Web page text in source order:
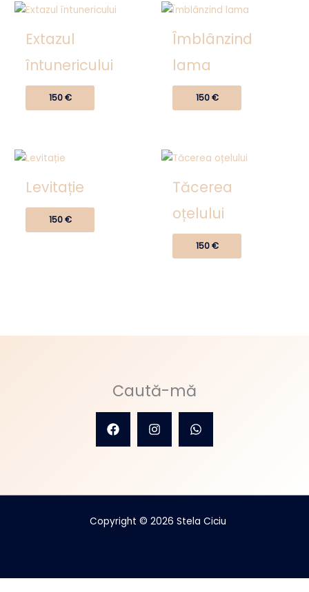
Extazul
întunericului
150€
Îmblânzind
lama
150€
Levitație
150€
Tăcerea
oțelului
150€
Caută-mă
Copyright © 2026 Stela Ciciu